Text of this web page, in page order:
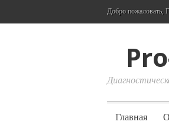
Добро пожаловать,
Главная